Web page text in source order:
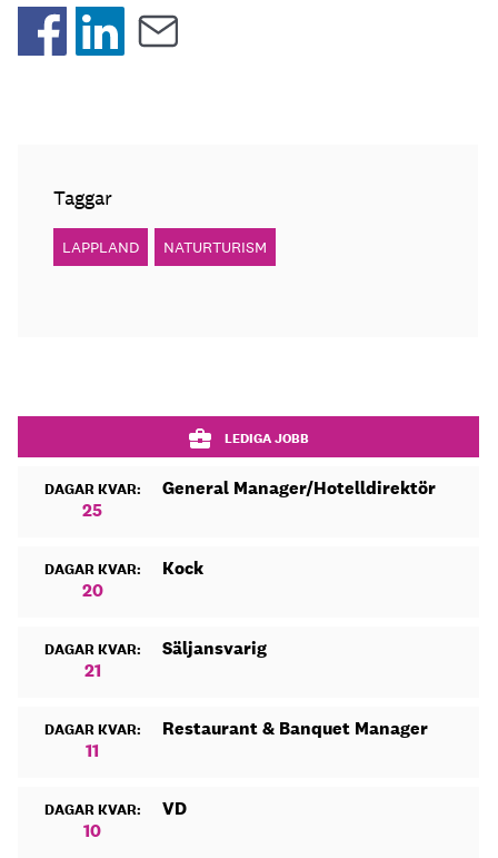
Taggar
LAPPLAND NATURTURISM
LEDIGA JOBB
DAGAR KVAR:
25
General Manager/Hotelldirektör
DAGAR KVAR:
20
Kock
DAGAR KVAR:
21
Säljansvarig
DAGAR KVAR:
11
Restaurant & Banquet Manager
DAGAR KVAR:
10
VD